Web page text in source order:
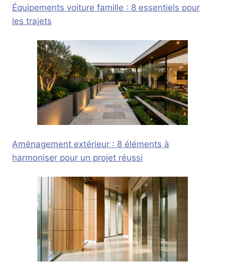
Équipements voiture famille : 8 essentiels pour
les trajets
Aménagement extérieur : 8 éléments à
harmoniser pour un projet réussi